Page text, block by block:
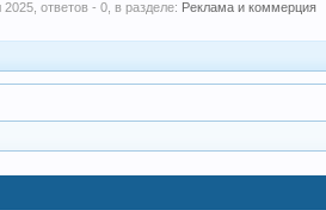
2025 , ответов - 0, в разделе: Реклама и коммерция